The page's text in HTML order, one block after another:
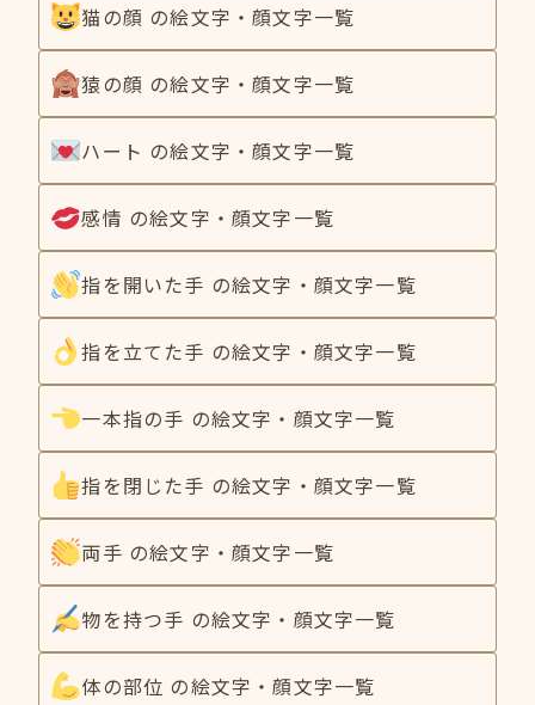
猫の顔 の絵文字・顔文字一覧
猿の顔 の絵文字・顔文字一覧
ハート の絵文字・顔文字一覧
感情 の絵文字・顔文字一覧
指を開いた手 の絵文字・顔文字一覧
指を立てた手 の絵文字・顔文字一覧
一本指の手 の絵文字・顔文字一覧
指を閉じた手 の絵文字・顔文字一覧
両手 の絵文字・顔文字一覧
物を持つ手 の絵文字・顔文字一覧
体の部位 の絵文字・顔文字一覧